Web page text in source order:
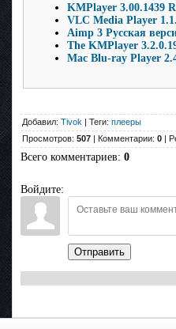
KMPlayer 3.00.1439
VLC Media Player
Aimp 3 Русская
The KMPlayer
Mac Blu-ray Player
Добавил: Tivok | Теги: плееры
Просмотров: 507 | Комментарии: 0 |
Всего комментариев: 0
Войдите:
Отправить